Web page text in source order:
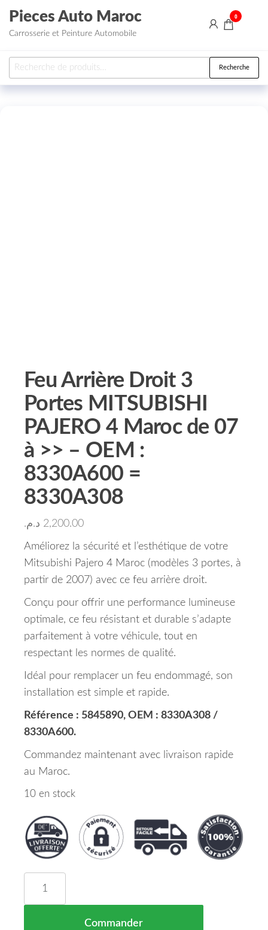
Aller au contenu
Pieces Auto Maroc
Carrosserie et Peinture Automobile
0
Recherche pour : Recherche
Feu Arrière Droit 3
Portes MITSUBISHI
PAJERO 4 Maroc de 07
à >> – OEM :
8330A600 =
8330A308
2,200.00 د.م.
Améliorez la sécurité et l’esthétique de votre
Mitsubishi Pajero 4 Maroc (modèles 3 portes, à
partir de 2007) avec ce feu arrière droit.
Conçu pour offrir une performance lumineuse
optimale, ce feu résistant et durable s’adapte
parfaitement à votre véhicule, tout en
respectant les normes de qualité.
Idéal pour remplacer un feu endommagé, son
installation est simple et rapide.
Référence : 5845890, OEM : 8330A308 /
8330A600.
Commandez maintenant avec livraison rapide
au Maroc.
10 en stock
Commander